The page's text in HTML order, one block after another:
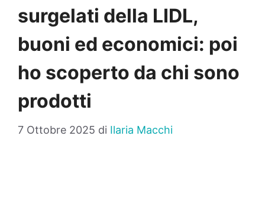
surgelati della LIDL,
buoni ed economici: poi
ho scoperto da chi sono
prodotti
7 Ottobre 2025 di Ilaria Macchi